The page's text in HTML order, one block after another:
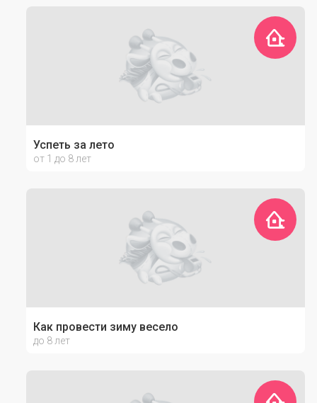
Успеть за лето
от 1 до 8 лет
Как провести зиму весело
до 8 лет